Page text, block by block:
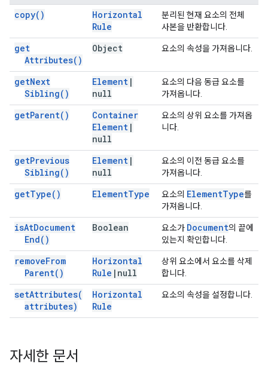
copy( )
Horizontal
Rule
분리된 현재 요소의 전체
사본을 반환합니다.
get
Attributes( )
Object 요소의 속성을 가져옵니다.
getNext
Sibling( )
Element |
null
요소의 다음 동급 요소를
가져옵니다.
getParent( )
Container
Element |
null
요소의 상위 요소를 가져옵
니다.
getPrevious
Sibling( )
Element |
null
요소의 이전 동급 요소를
가져옵니다.
getType( ) ElementType 요소의 ElementType를
가져옵니다.
isAtDocument
End( )
Boolean 요소가 Document의 끝에
있는지 확인합니다.
removeFrom
Parent( )
Horizontal
Rule | null
상위 요소에서 요소를 삭제
합니다.
setAttributes(
attributes)
Horizontal
Rule
요소의 속성을 설정합니다.
자세한 문서